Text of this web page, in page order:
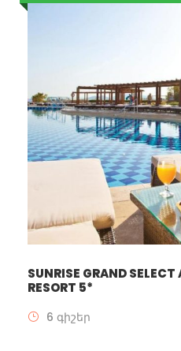
SUNRISE GRAND
RESORT 5*
6 գիշեր